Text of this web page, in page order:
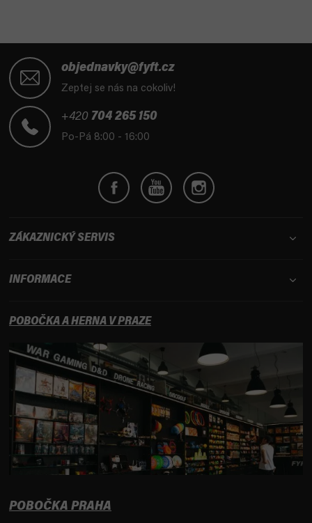
objednavky@fyft.cz
Zeptej se nás na cokoliv!
+420 704 265 150
Po-Pá 8:00 - 16:00
ZÁKAZNICKÝ SERVIS
INFORMACE
POBOČKA A HERNA V PRAZE
POBOČKA PRAHA